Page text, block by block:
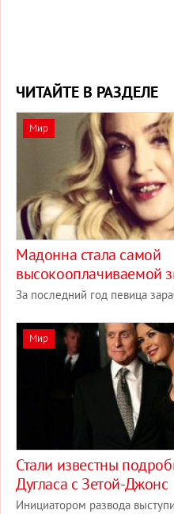
ЧИТАЙТЕ В РАЗДЕЛЕ
Мир
Мадонна стала самой
высокооплачиваемой
За последний год певица
Мир
Стали известны
Дугласа с Зетой-Джонс
Инициатором развода